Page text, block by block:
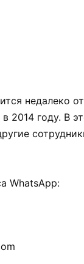
недалеко
2014 году. В
WhatsApp: